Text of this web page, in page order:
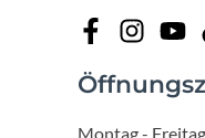
Montag -